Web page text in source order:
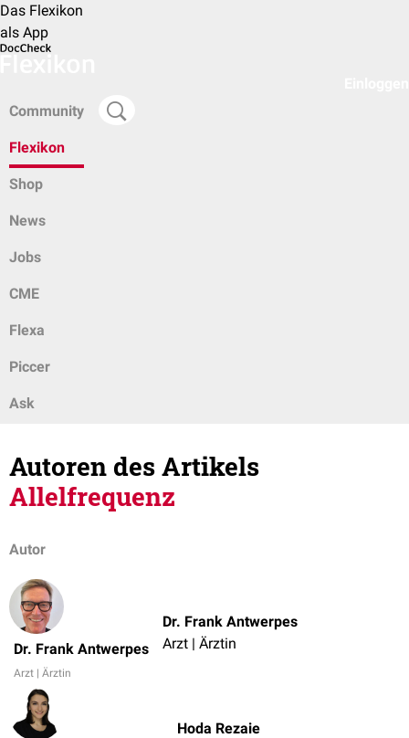
Das Flexikon
als App
Community
Flexikon
Shop
News
Jobs
CME
Flexa
Piccer
Ask
Autoren des Artikels
Allelfrequenz
Autor
Dr. Frank Antwerpes
Arzt | Ärztin
Dr. Frank Antwerpes
Arzt | Ärztin
Hoda Rezaie